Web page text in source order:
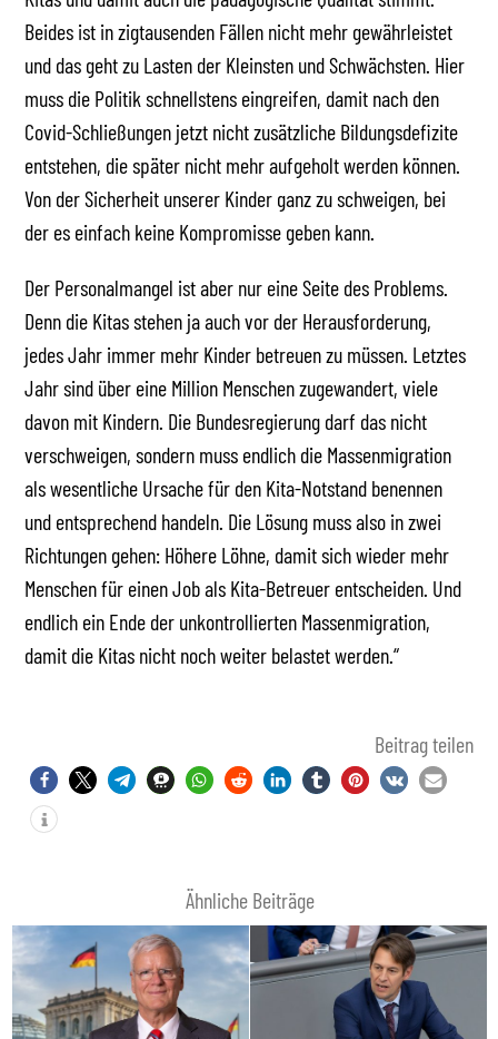
Beides ist in zigtausenden Fällen nicht mehr gewährleistet
und das geht zu Lasten der Kleinsten und Schwächsten. Hier
muss die Politik schnellstens eingreifen, damit nach den
Covid-Schließungen jetzt nicht zusätzliche Bildungsdefizite
entstehen, die später nicht mehr aufgeholt werden können.
Von der Sicherheit unserer Kinder ganz zu schweigen, bei
der es einfach keine Kompromisse geben kann.
Der Personalmangel ist aber nur eine Seite des Problems.
Denn die Kitas stehen ja auch vor der Herausforderung,
jedes Jahr immer mehr Kinder betreuen zu müssen. Letztes
Jahr sind über eine Million Menschen zugewandert, viele
davon mit Kindern. Die Bundesregierung darf das nicht
verschweigen, sondern muss endlich die Massenmigration
als wesentliche Ursache für den Kita-Notstand benennen
und entsprechend handeln. Die Lösung muss also in zwei
Richtungen gehen: Höhere Löhne, damit sich wieder mehr
Menschen für einen Job als Kita-Betreuer entscheiden. Und
endlich ein Ende der unkontrollierten Massenmigration,
damit die Kitas nicht noch weiter belastet werden.“
Beitrag teilen
Ähnliche Beiträge